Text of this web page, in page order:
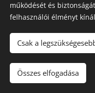
Az oldalt a
működését és
felhasználói élményt
Csak a
Összes elfogadása